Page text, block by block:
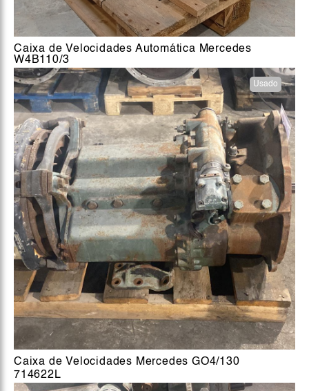
Caixa de Velocidades Automática Mercedes
W4B110/3
Usado
Caixa de Velocidades Mercedes GO4/130
714622L